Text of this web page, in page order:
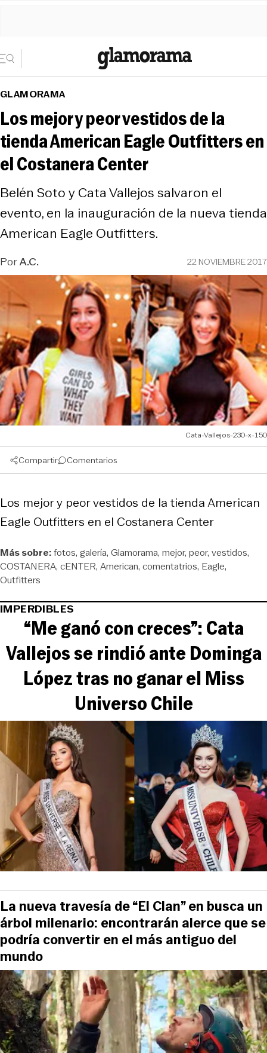
GLAMORAMA
Los mejor y peor vestidos de la
tienda American Eagle Outfitters en
el Costanera Center
Belén Soto y Cata Vallejos salvaron el
evento, en la inauguración de la nueva tienda
American Eagle Outfitters.
PorA.C. 22 NOVIEMBRE 2017
Cata-Vallejos-230-x-150
Compartir Comentarios
Los mejor y peor vestidos de la tienda American
Eagle Outfitters en el Costanera Center
Más sobre:fotos galería Glamorama mejor peor vestidos
COSTANERA cENTER American comentatrios Eagle
Outfitters
IMPERDIBLES
“Me ganó con creces”: Cata
Vallejos se rindió ante Dominga
López tras no ganar el Miss
Universo Chile
La nueva travesía de “El Clan” en busca un
árbol milenario: encontrarán alerce que se
podría convertir en el más antiguo del
mundo